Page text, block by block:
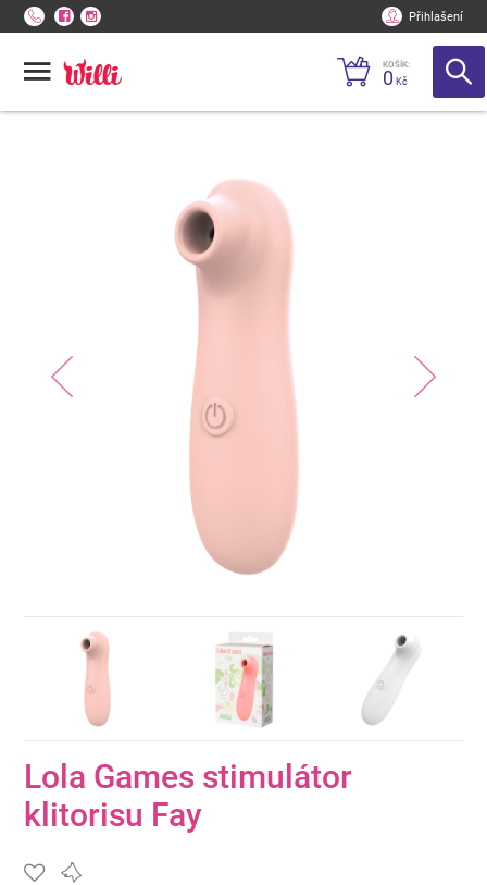
Přihlašení
KOŠÍK:
0 Kč
Lola Games stimulátor
klitorisu Fay